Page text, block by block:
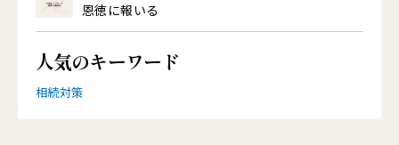
恩徳に報いる
人気のキーワード
相続対策